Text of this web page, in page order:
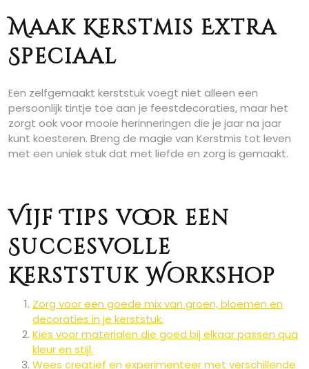
Maak Kerstmis Extra
Speciaal
Een zelfgemaakt kerststuk voegt niet alleen een
persoonlijk tintje toe aan je feestdecoraties, maar het
zorgt ook voor mooie herinneringen die je jaar na jaar
kunt koesteren. Breng de magie van Kerstmis tot leven
met een uniek stuk dat met liefde en zorg is gemaakt.
Vijf Tips voor een
Succesvolle
Kerststuk Workshop
Zorg voor een goede mix van groen, bloemen en
decoraties in je kerststuk.
Kies voor materialen die goed bij elkaar passen qua
kleur en stijl.
Wees creatief en experimenteer met verschillende